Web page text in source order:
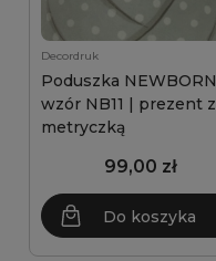
Decordruk
Poduszka NEWBORN
wzór NB11 | prezent z
metryczką
99,00 zł
Do koszyka